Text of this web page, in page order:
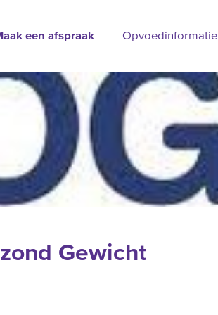
een afspraak Opvoedinformatie
Gewicht